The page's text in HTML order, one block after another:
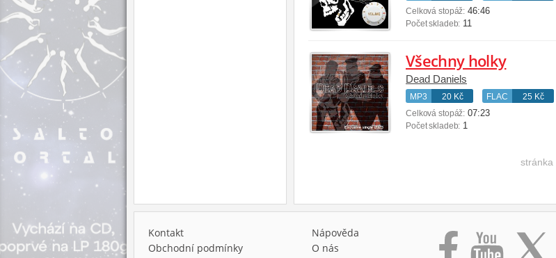
Celková stopáž: 46:46
Počet skladeb: 11
Všechny holky
Dead Daniels
MP3 20 Kč FLAC
25 Kč
Celková stopáž: 07:23
Počet skladeb: 1
stránka
Kontakt
Obchodní podmínky
Nápověda
O nás